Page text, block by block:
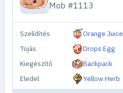
Mob #1113
Szelídítés
Orange Juice
Tojás
Drops Egg
Kiegészítő
Backpack
Eledel
Yellow Herb